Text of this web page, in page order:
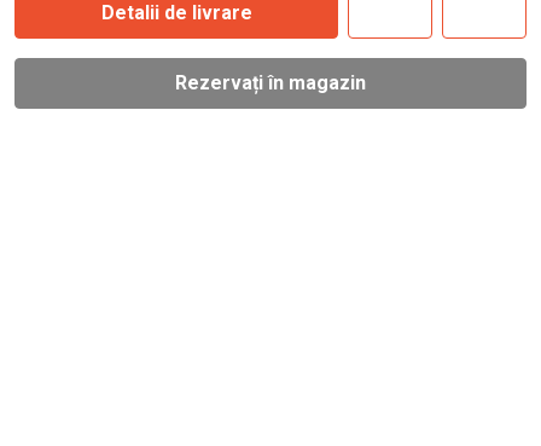
Detalii de livrare
Rezervați în magazin